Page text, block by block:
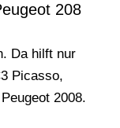
208
Da hilft nur
Picasso,
2008.